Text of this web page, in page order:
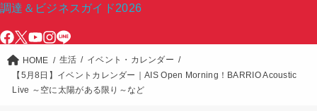
調達＆ビジネスガイド2026
HOME 生活
イベント・カレンダー
【5月8日】イベントカレンダー｜AIS Open Morning！BARRIO Acoustic
Live ～空に太陽がある限り～など